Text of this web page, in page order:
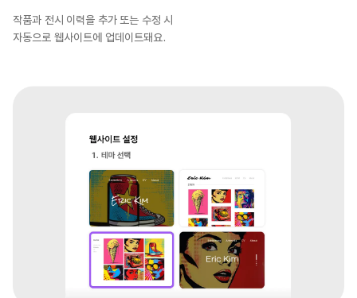
작품과 전시 이력을 추가 또는 수정 시
자동으로 웹사이트에 업데이트돼요.